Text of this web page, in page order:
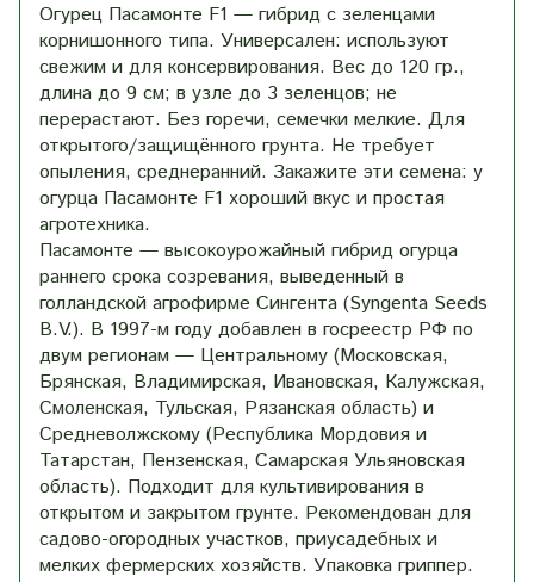
Огурец Пасамонте F1 — гибрид с зеленцами
корнишонного типа. Универсален: используют
свежим и для консервирования. Вес до 120 гр.,
длина до 9 см; в узле до 3 зеленцов; не
перерастают. Без горечи, семечки мелкие. Для
открытого/защищённого грунта. Не требует
опыления, среднеранний. Закажите эти семена: у
огурца Пасамонте F1 хороший вкус и простая
агротехника.
Пасамонте — высокоурожайный гибрид огурца
раннего срока созревания, выведенный в
голландской агрофирме Сингента (Syngenta Seeds
B.V.). В 1997-м году добавлен в госреестр РФ по
двум регионам — Центральному (Московская,
Брянская, Владимирская, Ивановская, Калужская,
Смоленская, Тульская, Рязанская область) и
Средневолжскому (Республика Мордовия и
Татарстан, Пензенская, Самарская Ульяновская
область). Подходит для культивирования в
открытом и закрытом грунте. Рекомендован для
садово-огородных участков, приусадебных и
мелких фермерских хозяйств. Упаковка гриппер.